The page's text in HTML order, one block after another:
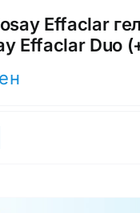
Effaclar
Effaclar Duo